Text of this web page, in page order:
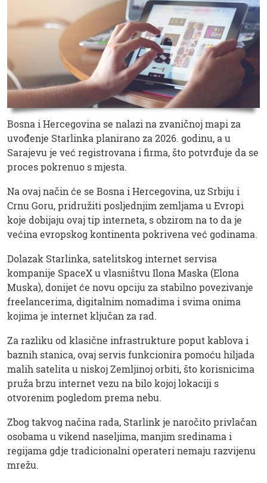
Bosna i Hercegovina se nalazi na zvaničnoj mapi za
uvođenje Starlinka planirano za 2026. godinu, a u
Sarajevu je već registrovana i firma, što potvrđuje da se
proces pokrenuo s mjesta.
Na ovaj način će se Bosna i Hercegovina, uz Srbiju i
Crnu Goru, pridružiti posljednjim zemljama u Evropi
koje dobijaju ovaj tip interneta, s obzirom na to da je
većina evropskog kontinenta pokrivena već godinama.
Dolazak Starlinka, satelitskog internet servisa
kompanije SpaceX u vlasništvu Ilona Maska (Elona
Muska), donijet će novu opciju za stabilno povezivanje
freelancerima, digitalnim nomadima i svima onima
kojima je internet ključan za rad.
Za razliku od klasične infrastrukture poput kablova i
baznih stanica, ovaj servis funkcionira pomoću hiljada
malih satelita u niskoj Zemljinoj orbiti, što korisnicima
pruža brzu internet vezu na bilo kojoj lokaciji s
otvorenim pogledom prema nebu.
Zbog takvog načina rada, Starlink je naročito privlačan
osobama u vikend naseljima, manjim sredinama i
regijama gdje tradicionalni operateri nemaju razvijenu
mrežu.